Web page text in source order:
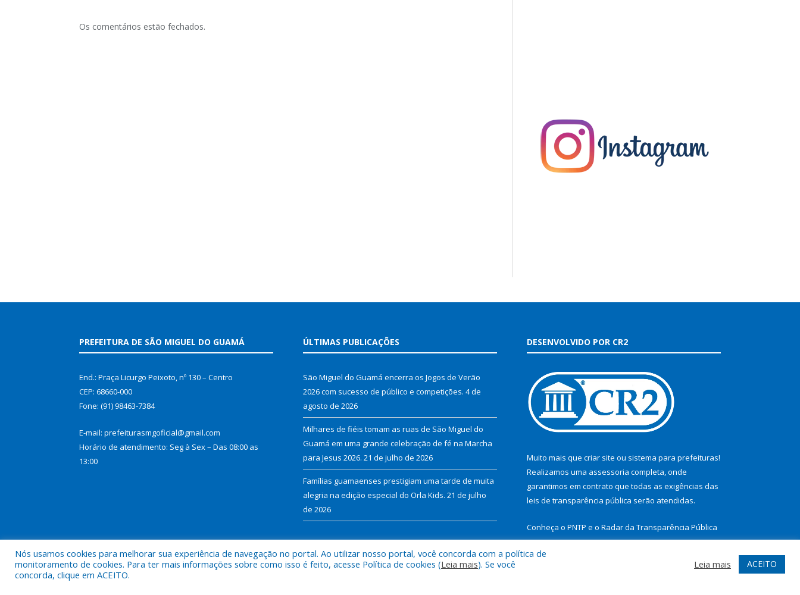
Os comentários estão fechados.
PREFEITURA DE SÃO MIGUEL DO GUAMÁ
End.: Praça Licurgo Peixoto, nº 130 – Centro
CEP: 68660-000
Fone: (91) 98463-7384
E-mail: prefeiturasmgoficial@gmail.com
Horário de atendimento: Seg à Sex – Das 08:00 as
13:00
ÚLTIMAS PUBLICAÇÕES
São Miguel do Guamá encerra os Jogos de Verão
2026 com sucesso de público e competições. 4 de
agosto de 2026
Milhares de fiéis tomam as ruas de São Miguel do
Guamá em uma grande celebração de fé na Marcha
para Jesus 2026. 21 de julho de 2026
Famílias guamaenses prestigiam uma tarde de muita
alegria na edição especial do Orla Kids. 21 de julho
de 2026
DESENVOLVIDO POR CR2
Muito mais que criar site ou sistema para prefeituras!
Realizamos uma assessoria completa, onde
garantimos em contrato que todas as exigências das
leis de transparência pública serão atendidas.
Conheça o PNTP e o Radar da Transparência Pública
Nós usamos cookies para melhorar sua experiência de navegação no portal. Ao utilizar nosso portal, você concorda com a política de
monitoramento de cookies. Para ter mais informações sobre como isso é feito, acesse Política de cookies (Leia mais). Se você
concorda, clique em ACEITO.
Leia mais ACEITO